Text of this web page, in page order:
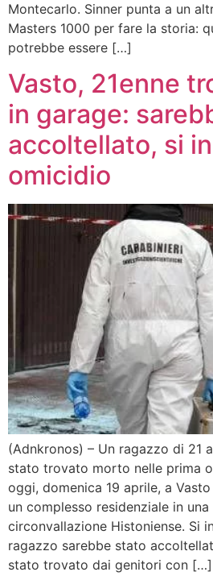
Montecarlo. Sinner punta a un
Masters 1000 per fare la storia:
potrebbe essere […]
Vasto, 21enne
in garage:
accoltellato, si
omicidio
(Adnkronos) – Un ragazzo di 21
stato trovato morto nelle prima
oggi, domenica 19 aprile, a
un complesso residenziale in
circonvallazione Histoniense. Si
ragazzo sarebbe stato
stato trovato dai genitori con […]